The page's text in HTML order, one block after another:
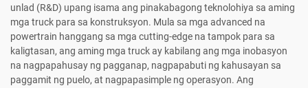
unlad (R&D) upang isama ang pinakabagong teknolohiya sa aming
mga truck para sa konstruksyon. Mula sa mga advanced na
powertrain hanggang sa mga cutting-edge na tampok para sa
kaligtasan, ang aming mga truck ay kabilang ang mga inobasyon
na nagpapahusay ng pagganap, nagpapabuti ng kahusayan sa
paggamit ng puelo, at nagpapasimple ng operasyon. Ang